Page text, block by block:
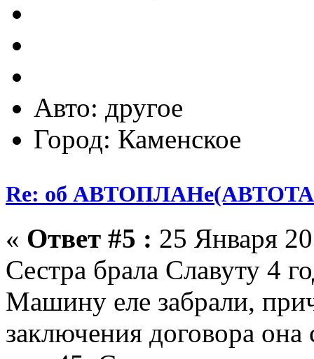
Авто: другое
Город: Каменское
Re: об
« Ответ #5 : 25 Января
Сестра брала Славуту 4
Машину еле забрали,
заключения договора она